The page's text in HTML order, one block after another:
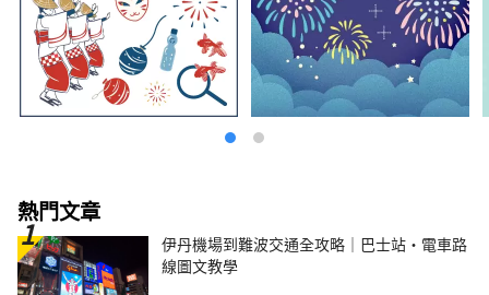
熱門文章
伊丹機場到難波交通全攻略｜巴士站・電車路
線圖文教學